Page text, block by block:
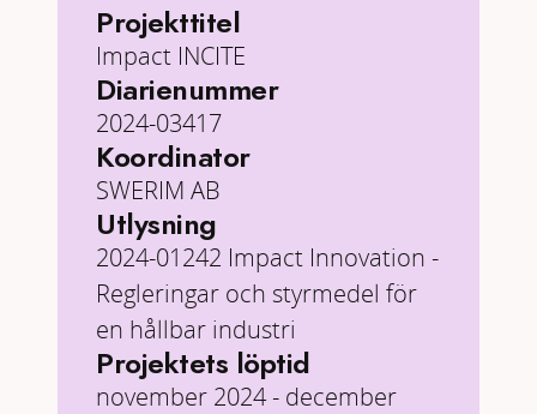
Projekttitel
Impact INCITE
Diarienummer
2024-03417
Koordinator
SWERIM AB
Utlysning
2024-01242 Impact Innovation -
Regleringar och styrmedel för
en hållbar industri
Projektets löptid
november 2024 - december